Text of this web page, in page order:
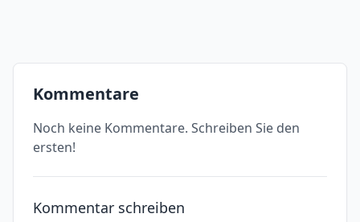
Kommentare
Noch keine Kommentare. Schreiben Sie den
ersten!
Kommentar schreiben